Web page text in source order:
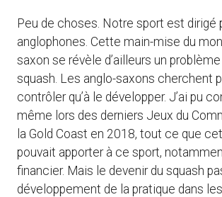
Peu de choses. Notre sport est dirigé
anglophones. Cette main-mise du
saxon se révèle d’ailleurs un
squash. Les anglo-saxons cherchent
contrôler qu’à le développer. J’ai pu
même lors des derniers Jeux du
la Gold Coast en 2018, tout ce que
pouvait apporter à ce sport,
financier. Mais le devenir du squash
développement de la pratique dans